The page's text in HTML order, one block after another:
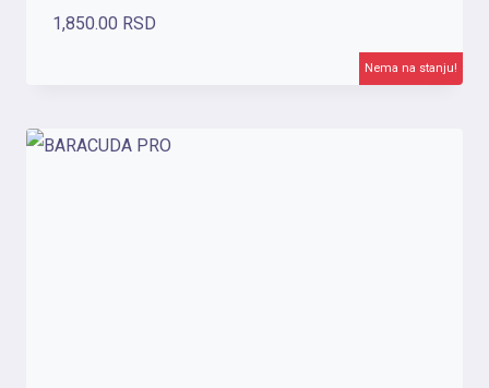
Nema na stanju!
1,850.00 RSD